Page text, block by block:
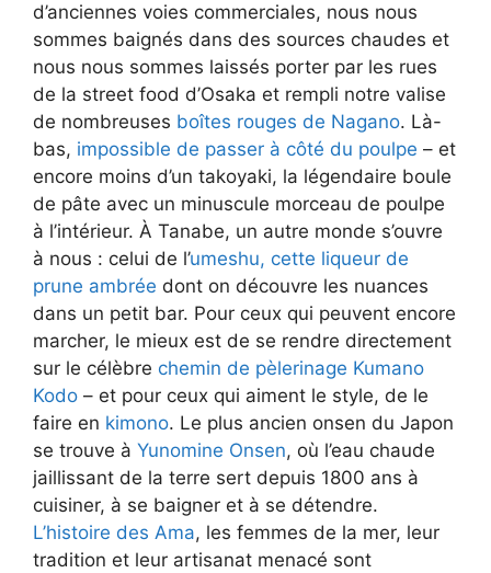
d’anciennes voies commerciales, nous nous
sommes baignés dans des sources chaudes et
nous nous sommes laissés porter par les rues
de la street food d’Osaka et rempli notre valise
de nombreuses boîtes rouges de Nagano. Là-
bas, impossible de passer à côté du poulpe – et
encore moins d’un takoyaki, la légendaire boule
de pâte avec un minuscule morceau de poulpe
à l’intérieur. À Tanabe, un autre monde s’ouvre
à nous : celui de l’umeshu, cette liqueur de
prune ambrée dont on découvre les nuances
dans un petit bar. Pour ceux qui peuvent encore
marcher, le mieux est de se rendre directement
sur le célèbre chemin de pèlerinage Kumano
Kodo – et pour ceux qui aiment le style, de le
faire en kimono. Le plus ancien onsen du Japon
se trouve à Yunomine Onsen, où l’eau chaude
jaillissant de la terre sert depuis 1800 ans à
cuisiner, à se baigner et à se détendre.
L’histoire des Ama, les femmes de la mer, leur
tradition et leur artisanat menacé sont